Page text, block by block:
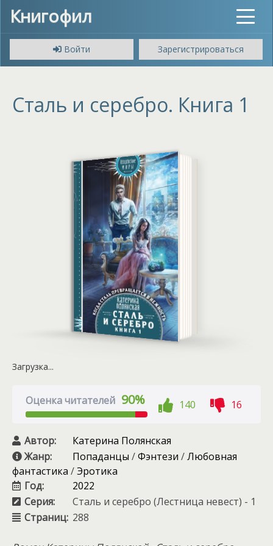
Книгофил
Toggle
Войти
Зарегистрироваться
Сталь и серебро. Книга 1
Загрузка...
Оценка читателей 90% 140 16
Автор:
Катерина Полянская
Жанр:
Попаданцы /Фэнтези /Любовная
фантастика /Эротика
Год:
2022
Серия:
Сталь и серебро (Лестница невест) - 1
Страниц: 288